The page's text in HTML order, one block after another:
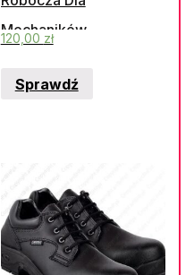
Mechaników
120,00 zł
Sprawdź